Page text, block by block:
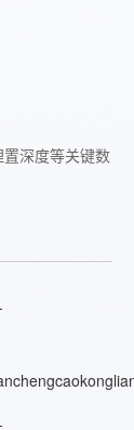
深度等关键数